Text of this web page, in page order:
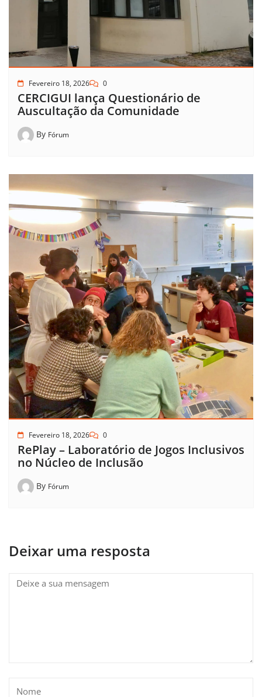
Fevereiro 18, 2026 0
CERCIGUI lança Questionário de
Auscultação da Comunidade
By Fórum
Fevereiro 18, 2026 0
RePlay – Laboratório de Jogos Inclusivos
no Núcleo de Inclusão
By Fórum
Deixar uma resposta